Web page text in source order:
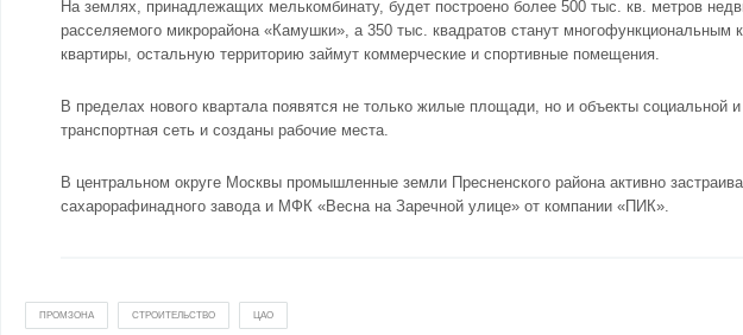
На землях, принадлежащих мелькомбинату, будет построено более 500 тыс. кв. метров
расселяемого микрорайона «Камушки», а 350 тыс. квадратов станут
квартиры, остальную территорию займут коммерческие и спортивные помещения.
В пределах нового квартала появятся не только жилые площади, но и объекты
транспортная сеть и созданы рабочие места.
В центральном округе Москвы промышленные земли Пресненского района активно
сахарорафинадного завода и МФК «Весна на Заречной улице» от компании «ПИК».
ПРОМЗОНА СТРОИТЕЛЬСТВО ЦАО